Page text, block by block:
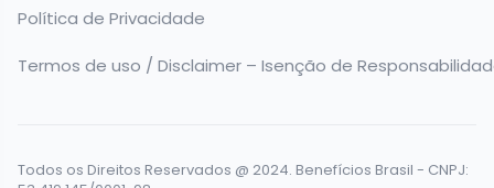
Política de Privacidade
Termos de uso / Disclaimer – Isenção de
Todos os Direitos Reservados @ 2024. Benefícios Brasil - CNPJ: